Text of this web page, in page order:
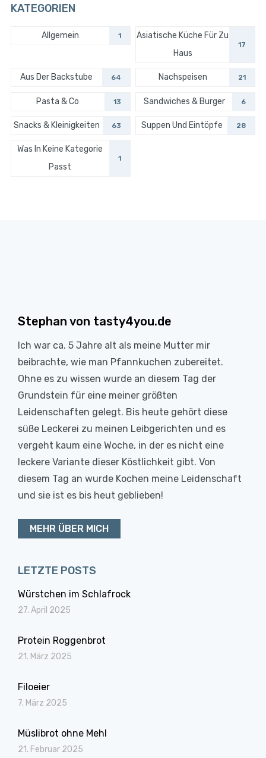
KATEGORIEN
Allgemein 1
Asiatische Küche Für Zu
Haus
17
Aus Der Backstube 64 Nachspeisen 21
Pasta & Co 13 Sandwiches & Burger 6
Snacks & Kleinigkeiten 63 Suppen Und Eintöpfe 28
Was In Keine Kategorie
Passt
1
Stephan von tasty4you.de
Ich war ca. 5 Jahre alt als meine Mutter mir
beibrachte, wie man Pfannkuchen zubereitet.
Ohne es zu wissen wurde an diesem Tag der
Grundstein für eine meiner größten
Leidenschaften gelegt. Bis heute gehört diese
süße Leckerei zu meinen Leibgerichten und es
vergeht kaum eine Woche, in der es nicht eine
leckere Variante dieser Köstlichkeit gibt. Von
diesem Tag an wurde Kochen meine Leidenschaft
und sie ist es bis heut geblieben!
MEHR ÜBER MICH
LETZTE POSTS
Würstchen im Schlafrock
27. April 2025
Protein Roggenbrot
21. März 2025
Filoeier
7. März 2025
Müslibrot ohne Mehl
21. Februar 2025